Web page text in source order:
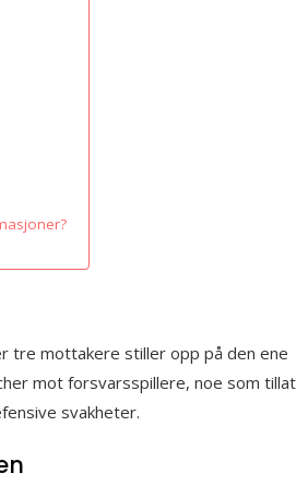
tre mottakere stiller opp på den ene
mot forsvarsspillere, noe som
svakheter.